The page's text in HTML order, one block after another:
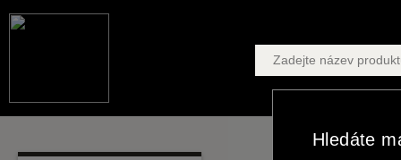
Hledáte